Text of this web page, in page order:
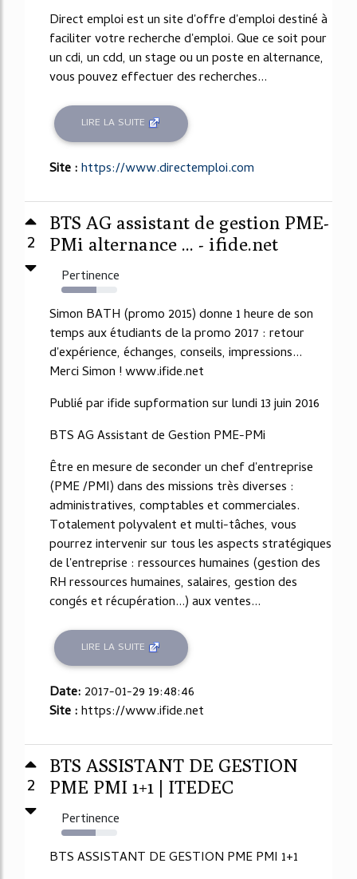
Direct emploi est un site d'offre d'emploi destiné à
faciliter votre recherche d'emploi. Que ce soit pour
un cdi, un cdd, un stage ou un poste en alternance,
vous pouvez effectuer des recherches...
LIRE LA SUITE
Site :https://www.directemploi.com
2
BTS AG assistant de gestion PME-
PMi alternance ... - ifide.net
Pertinence
63%
Simon BATH (promo 2015) donne 1 heure de son
temps aux étudiants de la promo 2017 : retour
d'expérience, échanges, conseils, impressions...
Merci Simon ! www.ifide.net
Publié par ifide supformation sur lundi 13 juin 2016
BTS AG Assistant de Gestion PME-PMi
Être en mesure de seconder un chef d'entreprise
(PME /PMI) dans des missions très diverses :
administratives, comptables et commerciales.
Totalement polyvalent et multi-tâches, vous
pourrez intervenir sur tous les aspects stratégiques
de l'entreprise : ressources humaines (gestion des
RH ressources humaines, salaires, gestion des
congés et récupération...) aux ventes...
LIRE LA SUITE
Date: 2017-01-29 19:48:46
Site :https://www.ifide.net
2
BTS ASSISTANT DE GESTION
PME PMI 1+1 | ITEDEC
Pertinence
62%
BTS ASSISTANT DE GESTION PME PMI 1+1